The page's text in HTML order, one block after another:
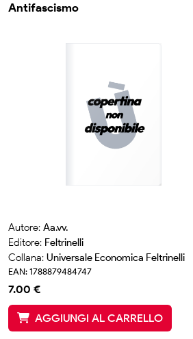
Antifascismo
Autore:Aa.vv.
Editore: Feltrinelli
Collana:Universale Economica Feltrinelli
EAN: 1788879484747
7.00 €
AGGIUNGI AL CARRELLO